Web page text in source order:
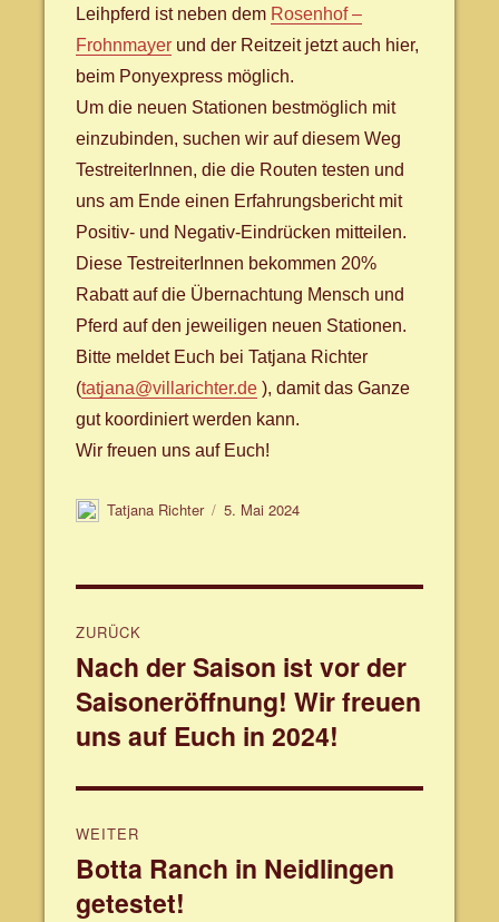
Leihpferd ist neben dem Rosenhof –
Frohnmayer und der Reitzeit jetzt auch hier,
beim Ponyexpress möglich.
Um die neuen Stationen bestmöglich mit
einzubinden, suchen wir auf diesem Weg
TestreiterInnen, die die Routen testen und
uns am Ende einen Erfahrungsbericht mit
Positiv- und Negativ-Eindrücken mitteilen.
Diese TestreiterInnen bekommen 20%
Rabatt auf die Übernachtung Mensch und
Pferd auf den jeweiligen neuen Stationen.
Bitte meldet Euch bei Tatjana Richter
(tatjana@villarichter.de ), damit das Ganze
gut koordiniert werden kann.
Wir freuen uns auf Euch!
Autor
Tatjana Richter
Veröffentlicht
5. Mai 2024
ZURÜCK
Vorheriger
Beitrag:
Nach der Saison ist vor der
Saisoneröffnung! Wir freuen
uns auf Euch in 2024!
WEITER
Nächster
Beitrag:
Botta Ranch in Neidlingen
getestet!